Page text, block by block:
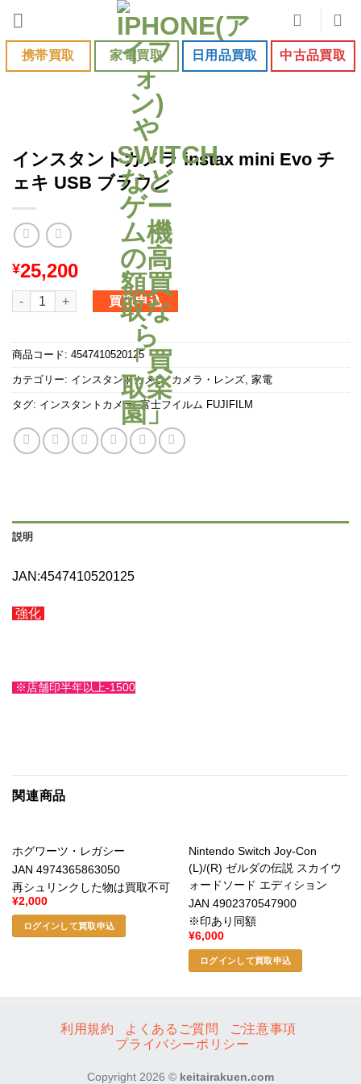
content携帯買取 家電買取 日用品買取 中古品買取
インスタントカメラ instax mini Evo チ
ェキ USB ブラウン
¥25,200
インスタントカメラ instax mini Evo チェキ USB ブラウン個
買取申込
商品コード: 4547410520125
カテゴリー: インスタントカメラ,カメラ・レンズ 家電
タグ: インスタントカメラ,富士フイルム FUJIFILM
説明
JAN:4547410520125
強化
※店舗印半年以上-1500
関連商品
ホグワーツ・レガシー
JAN 4974365863050
再シュリンクした物は買取不可
¥2,000
ログインして買取申込
Nintendo Switch Joy-Con
(L)/(R) ゼルダの伝説 スカイウ
ォードソード エディション
JAN 4902370547900
※印あり同額
¥6,000
ログインして買取申込
利用規約 よくあるご質問
ご注意事項
プライバシーポリシー
Copyright 2026 © keitairakuen.com